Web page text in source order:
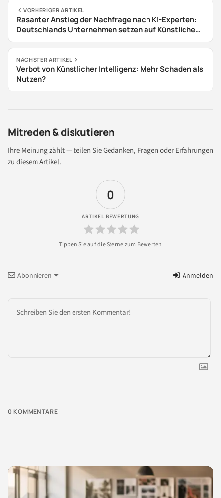
VORHERIGER ARTIKEL
Rasanter Anstieg der Nachfrage nach KI-Experten:
Deutschlands Unternehmen setzen auf Künstliche
Intelligenz
NÄCHSTER ARTIKEL
Verbot von Künstlicher Intelligenz: Mehr Schaden als
Nutzen?
Mitreden & diskutieren
Ihre Meinung zählt — teilen Sie Gedanken, Fragen oder Erfahrungen
zu diesem Artikel.
0
ARTIKEL BEWERTUNG
Abonnieren Anmelden
0 KOMMENTARE